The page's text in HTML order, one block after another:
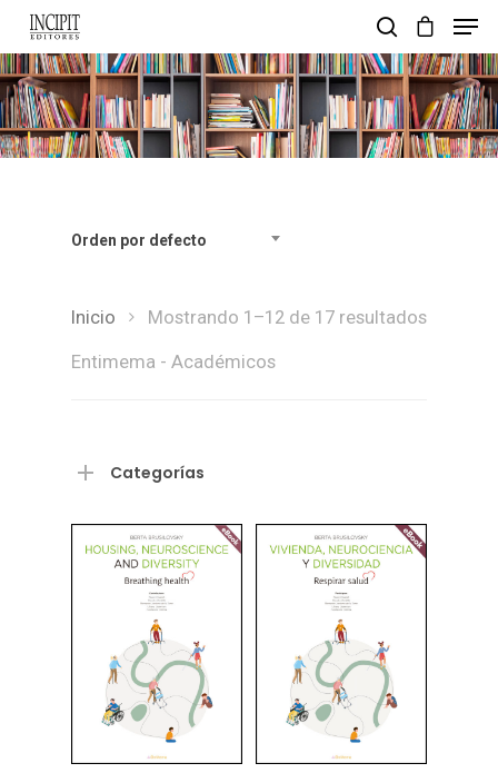
pulsa enter para buscar y esc para salir
Orden por defecto
Mostrando 1–12 de 17 resultados
Inicio
Entimema - Académicos
Categorías